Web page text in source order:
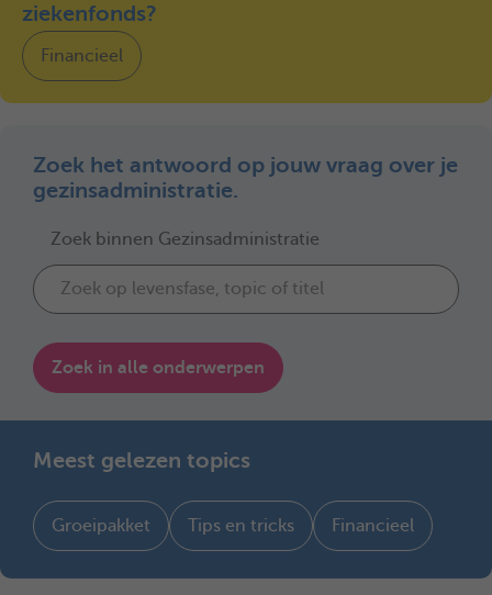
ziekenfonds?
Financieel
Zoek het antwoord op jouw vraag over je
gezinsadministratie.
Zoek binnen Gezinsadministratie
Zoek in alle onderwerpen
Meest gelezen topics
Groeipakket Tips en tricks Financieel